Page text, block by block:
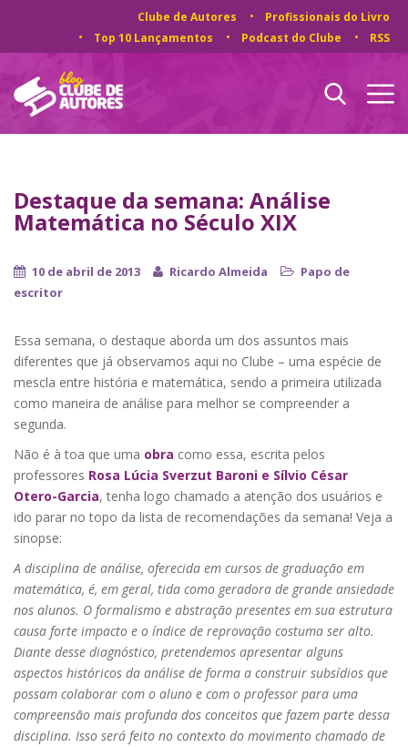
Clube de Autores
Profissionais do Livro
Top 10 Lançamentos
Podcast do Clube RSS
Destaque da semana: Análise
Matemática no Século XIX
10 de abril de 2013 Ricardo Almeida
Papo de
escritor
Essa semana, o destaque aborda um dos assuntos mais
diferentes que já observamos aqui no Clube – uma espécie de
mescla entre história e matemática, sendo a primeira utilizada
como maneira de análise para melhor se compreender a
segunda.
Não é à toa que uma obra como essa, escrita pelos
professores Rosa Lúcia Sverzut Baroni e Sílvio César
Otero-Garcia, tenha logo chamado a atenção dos usuários e
ido parar no topo da lista de recomendações da semana! Veja a
sinopse:
A disciplina de análise, oferecida em cursos de graduação em
matemática, é, em geral, tida como geradora de grande ansiedade
nos alunos. O formalismo e abstração presentes em sua estrutura
causa forte impacto e o índice de reprovação costuma ser alto.
Diante desse diagnóstico, pretendemos apresentar alguns
aspectos históricos da análise de forma a construir subsídios que
possam colaborar com o aluno e com o professor para uma
compreensão mais profunda dos conceitos que fazem parte dessa
disciplina. Isso será feito no contexto do movimento chamado de